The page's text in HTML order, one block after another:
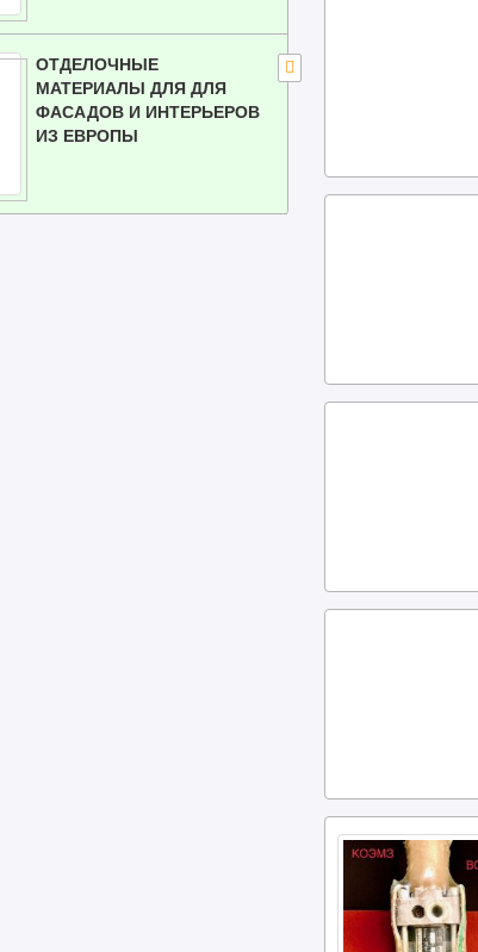
ОТДЕЛОЧНЫЕ
МАТЕРИАЛЫ ДЛЯ ДЛЯ
ФАСАДОВ И ИНТЕРЬЕРОВ
ИЗ ЕВРОПЫ